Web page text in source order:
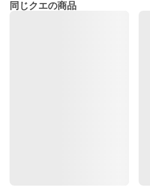
同じクエの商品